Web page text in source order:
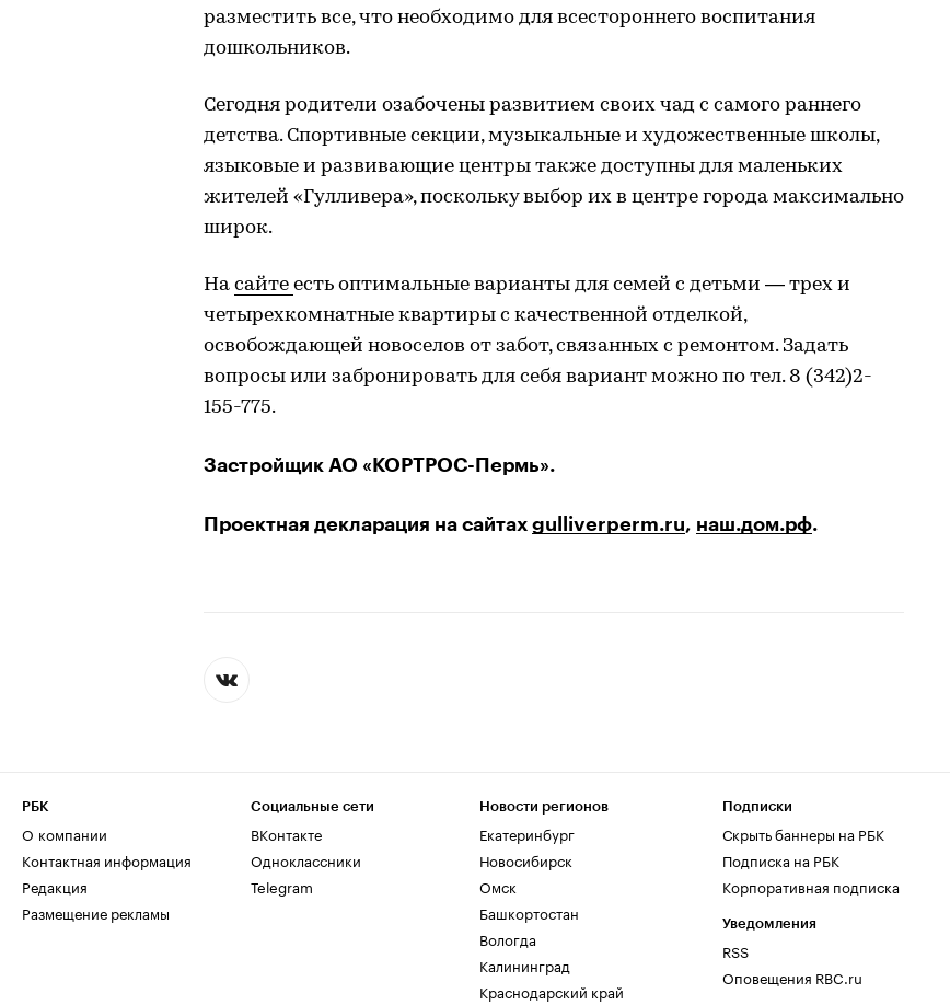
разместить все, что необходимо для всестороннего воспитания
дошкольников.
Сегодня родители озабочены развитием своих чад с самого раннего
детства. Спортивные секции, музыкальные и художественные школы,
языковые и развивающие центры также доступны для маленьких
жителей «Гулливера», поскольку выбор их в центре города максимально
широк.
На сайте есть оптимальные варианты для семей с детьми — трех и
четырехкомнатные квартиры с качественной отделкой,
освобождающей новоселов от забот, связанных с ремонтом. Задать
вопросы или забронировать для себя вариант можно по тел. 8 (342)2-
155-775.
Застройщик АО «КОРТРОС-Пермь».
Проектная декларация на сайтах gulliverperm.ru, наш.дом.рф.
РБК
О компании
Контактная информация
Редакция
Размещение рекламы
Социальные сети
ВКонтакте
Одноклассники
Telegram
Новости регионов
Екатеринбург
Новосибирск
Омск
Башкортостан
Вологда
Калининград
Краснодарский край
Подписки
Скрыть баннеры на РБК
Подписка на РБК
Корпоративная подписка
Уведомления
RSS
Оповещения RBC.ru